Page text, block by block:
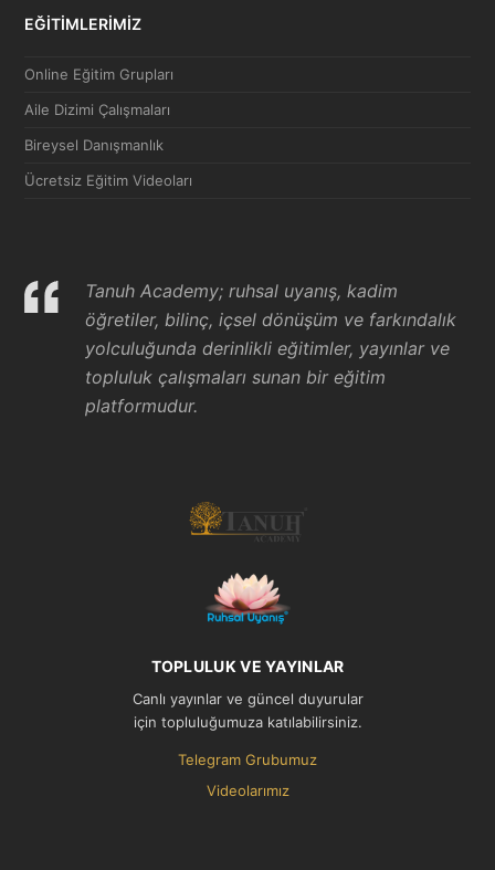
EĞİTİMLERİMİZ
Online Eğitim Grupları
Aile Dizimi Çalışmaları
Bireysel Danışmanlık
Ücretsiz Eğitim Videoları
Tanuh Academy; ruhsal uyanış, kadim
öğretiler, bilinç, içsel dönüşüm ve farkındalık
yolculuğunda derinlikli eğitimler, yayınlar ve
topluluk çalışmaları sunan bir eğitim
platformudur.
TOPLULUK VE YAYINLAR
Canlı yayınlar ve güncel duyurular
için topluluğumuza katılabilirsiniz.
Telegram Grubumuz
Videolarımız